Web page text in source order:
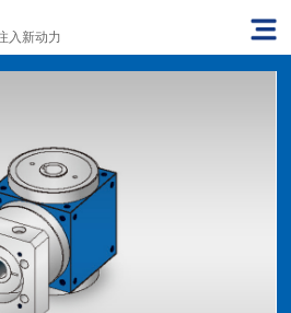
入新动力